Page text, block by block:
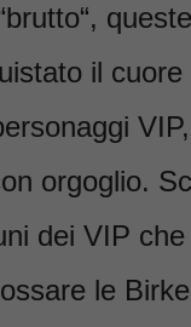
il cuore
orgoglio.
dei VIP
le